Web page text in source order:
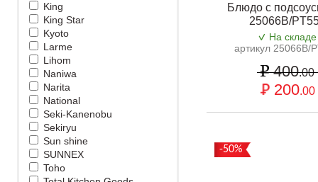
King
King Star
Kyoto
Larme
Lihom
Naniwa
Narita
National
Seki-Kanenobu
Sekiryu
Sun shine
SUNNEX
Toho
Блюдо с
25066B/
На складе
артикул 25066B/
400.00
200.00
-50%